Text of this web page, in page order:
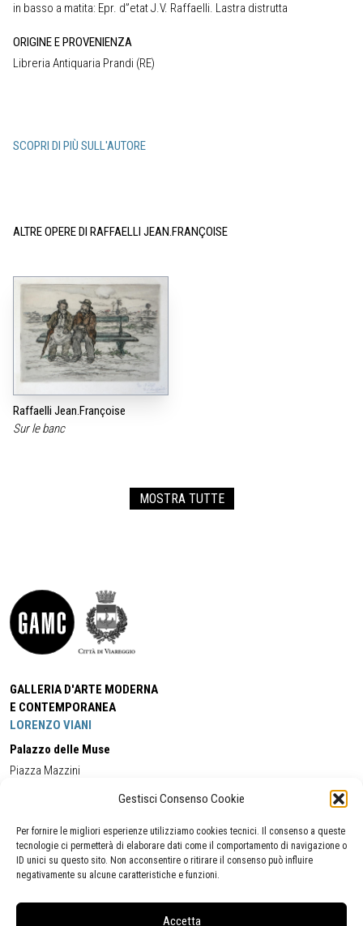
Gestisci Consenso Cookie
Per fornire le migliori esperienze utilizziamo cookies tecnici. Il consenso a queste
tecnologie ci permetterà di elaborare dati come il comportamento di navigazione o
ID unici su questo sito. Non acconsentire o ritirare il consenso può influire
negativamente su alcune caratteristiche e funzioni.
Accetta
in basso a matita: Epr. d”etat J.V. Raffaelli. Lastra distrutta
ORIGINE E PROVENIENZA
Libreria Antiquaria Prandi (RE)
SCOPRI DI PIÙ SULL'AUTORE
ALTRE OPERE DI RAFFAELLI JEAN.FRANÇOISE
Raffaelli Jean.Françoise
Sur le banc
MOSTRA TUTTE
GALLERIA D'ARTE MODERNA
E CONTEMPORANEA
LORENZO VIANI
Palazzo delle Muse
Piazza Mazzini
Cell:+39 338 5714978 (orario apertura Galleria)
Tel:
+39 0584 944580
(orario 09.00/13.00)
Email:gamc@comune.viareggio.lu.it
Segnalazione di inaccessibilità